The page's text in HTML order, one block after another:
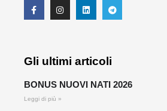
Gli ultimi articoli
BONUS NUOVI NATI 2026
Leggi di più »